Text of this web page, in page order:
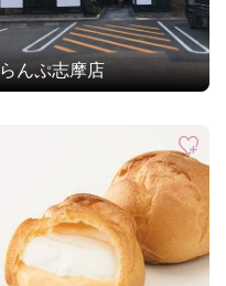
らんぷ志摩店